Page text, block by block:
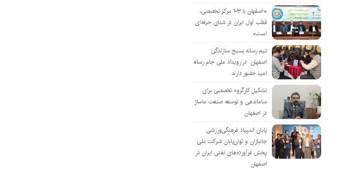
«اصفهان با ۱۰۳ مرکز تخصصی،
قطب اول ایران در شنای حرفه‌ای
است»
تیم رسانه بسیج سازندگی
اصفهان در رویداد ملی جام رسانه
امید حضور دارند
تشکیل کارگروه تخصصی برای
ساماندهی و توسعه صنعت ماساژ
در اصفهان
پایان المپیاد فرهنگی‌ورزشی
جانبازان و توان‌یابان شرکت ملی
پخش فرآورده‌های نفتی ایران در
اصفهان